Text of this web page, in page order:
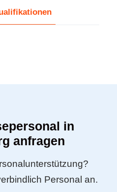
in
anfragen
Personal an.